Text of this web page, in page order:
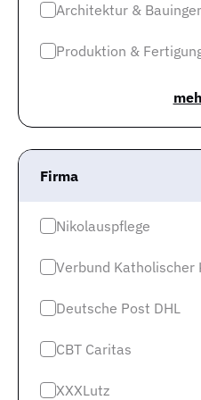
Architektur &
Produktion &
Firma
Nikolauspflege
Verbund Katholischer
Deutsche Post DHL
CBT Caritas
XXXLutz
Jobs in München
Jobs in Frankfurt
Jobs in Hamburg
Jobs in Düsseldorf
Jobs in Köln
Mehr Infos
Impressum
Datenschutz